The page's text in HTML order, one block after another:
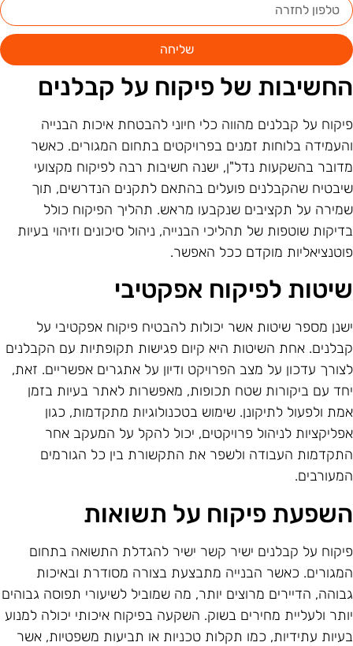
שליחה
של פיקוח על קבלנים
על קבלנים מהווה כלי חיוני להבטחת איכות הבנייה
בלוחות זמנים בפרויקטים בתחום המגורים. כאשר
בהשקעות נדל"ן, ישנה חשיבות רבה לפיקוח מקצועי
שהקבלנים פועלים בהתאם לתקנים הנדרשים, תוך
על תקציבים שנקבעו מראש. תהליך הפיקוח כולל
שוטפות של תהליכי הבנייה, ניהול סיכונים וזיהוי בעיות
מוקדם ככל האפשר.
לפיקוח אפקטיבי
מספר שיטות אשר יכולות להבטיח פיקוח אפקטיבי על
אחת השיטות היא קיום פגישות תקופתיות עם הקבלנים
עדכון על מצב הפרויקט ודיון על אתגרים אפשריים. זאת,
עם ביקורות שטח תכופות, מאפשרות לאתר בעיות בזמן
ולפעול לתיקונן. שימוש בטכנולוגיות מתקדמות, כגון
לניהול פרויקטים, יכול להקל על המעקב אחר
העבודה ולשפר את התקשורת בין כל הגורמים
פיקוח על תשואות
על קבלנים ישיר קשר ישיר להגדלת התשואה בתחום
כאשר הבנייה מתבצעת בצורה מסודרת ובאיכות
הדיירים מרוצים יותר, מה שמוביל לשיעורי תפוסה גבוהים
ולעליית מחירים בשוק. השקעה בפיקוח איכותי יכולה למנוע
עתידיות, כמו תקלות טכניות או תביעות משפטיות, אשר